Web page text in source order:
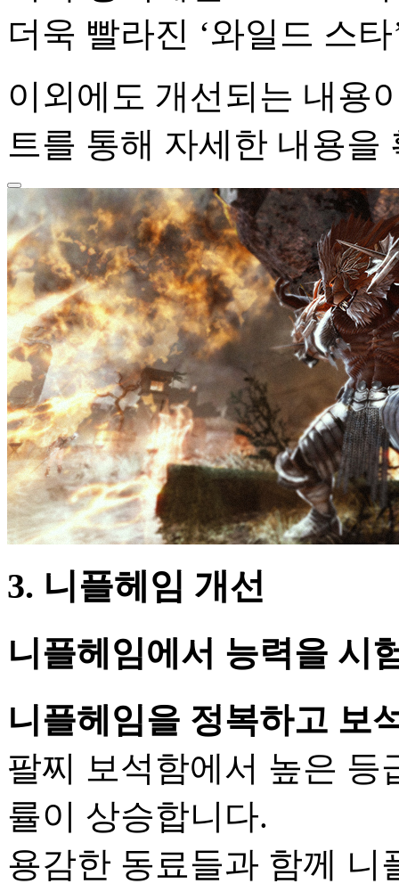
더욱 빨라진 ‘와일드 스타
이외에도 개선되는 내용
트를 통해 자세한 내용을
3. 니플헤임 개선
니플헤임에서 능력을 시
니플헤임을 정복하고 보
팔찌 보석함에서 높은 등
률이 상승합니다.
용감한 동료들과 함께 니